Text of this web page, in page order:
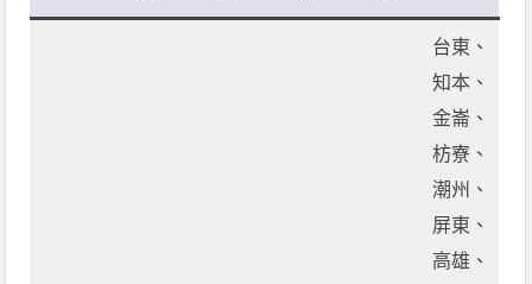
台東、
知本、
金崙、
枋寮、
潮州、
屏東、
高雄、